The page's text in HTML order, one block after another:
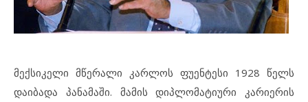
მექსიკელი მწერალი კარლოს ფუენტესი 1928 წელს
დაიბადა პანამაში. მამის დიპლომატიური კარიერის